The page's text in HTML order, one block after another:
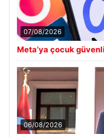
07/08/2026
Meta’ya çocuk
06/08/2026